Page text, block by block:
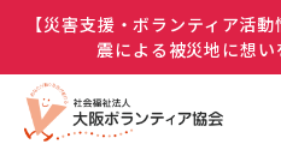
【災害支援・ボランティア活
震による被災地に想